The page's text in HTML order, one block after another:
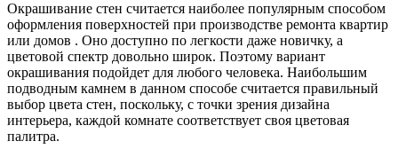
Окрашивание стен считается наиболее популярным способом
оформления поверхностей при производстве ремонта квартир
или домов . Оно доступно по легкости даже новичку, а
цветовой спектр довольно широк. Поэтому вариант
окрашивания подойдет для любого человека. Наибольшим
подводным камнем в данном способе считается правильный
выбор цвета стен, поскольку, с точки зрения дизайна
интерьера, каждой комнате соответствует своя цветовая
палитра.